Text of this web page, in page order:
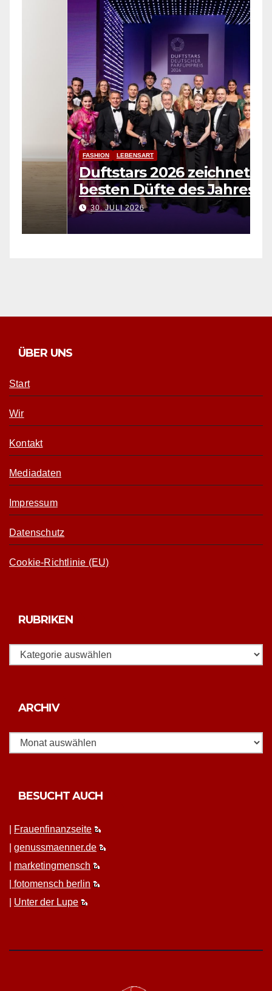
Offline Memories
FASHION
CRIVIT
Kollektion
3. AUGUST 2026
ÜBER UNS
Start
Wir
Kontakt
Mediadaten
Impressum
Datenschutz
Cookie-Richtlinie (EU)
RUBRIKEN
Rubriken
ARCHIV
BESUCHT AUCH
Frauen­fi­nanz­seite
genussmaenner.de
mar­ket­ing­men­sch
fotomen­sch berlin
Unter der Lupe